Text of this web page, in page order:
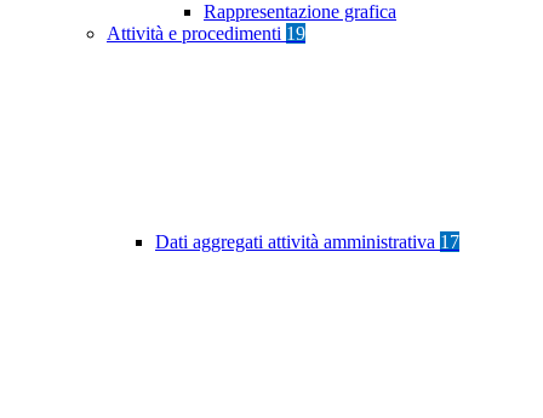
Rappresentazione grafica
Attività e procedimenti 19
Dati aggregati attività amministrativa 17